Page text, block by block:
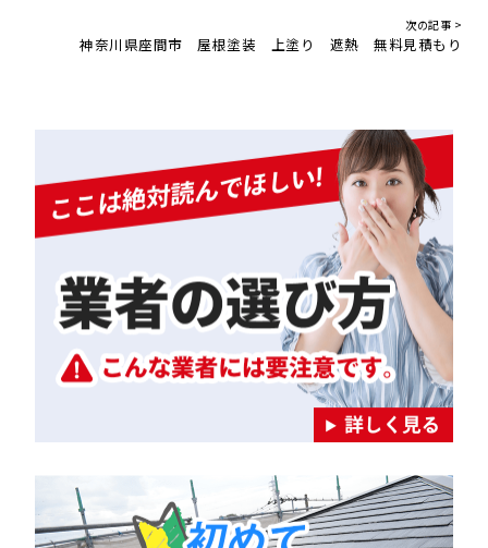
次の記事 >
神奈川県座間市 屋根塗装 上塗り 遮熱 無料見積もり